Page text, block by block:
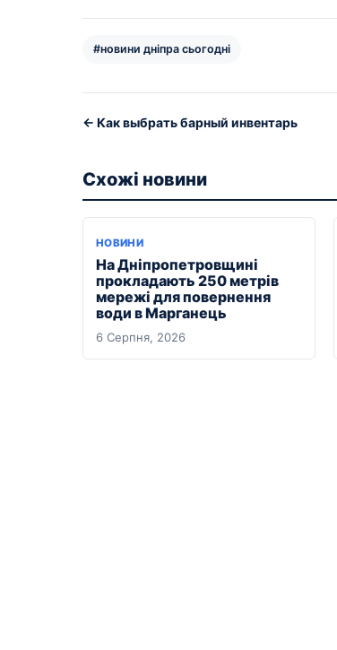
#новини дніпра сьогодні
← Как выбрать барный инвентарь
Схожі новини
НОВИНИ
На Дніпропетровщині
прокладають 250 метрів
мережі для повернення
води в Марганець
6 Серпня, 2026